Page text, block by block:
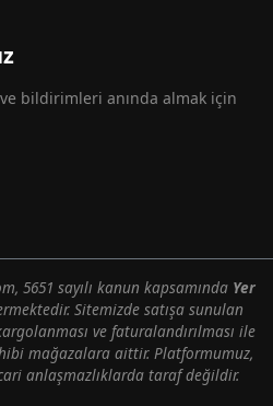
bildirimleri anında almak için
5651 sayılı kanun kapsamında Yer
Sitemizde satışa sunulan
ve faturalandırılması ile
mağazalara aittir. Platformumuz,
anlaşmazlıklarda taraf değildir.